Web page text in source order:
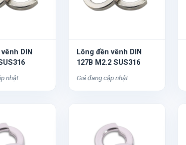
DIN
nhật
Lông đền vênh DIN
127B M2.2 SUS316
Giá đang cập nhật